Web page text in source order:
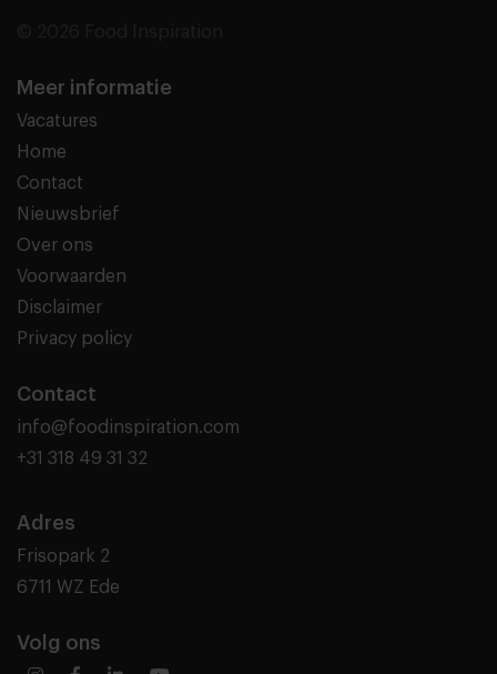
Meer informatie
Vacatures
Home
Contact
Nieuwsbrief
Over ons
Voorwaarden
Disclaimer
Privacy policy
Contact
info@foodinspiration.com
+31 318 49 31 32
Adres
Frisopark 2
6711 WZ Ede
Volg ons